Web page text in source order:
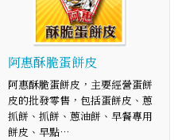
阿惠酥脆蛋餅皮
阿惠酥脆蛋餅皮，主要經營蛋餅
皮的批發零售，包括蛋餅皮、蔥
抓餅、抓餅、蔥油餅、早餐專用
餅皮、早點…